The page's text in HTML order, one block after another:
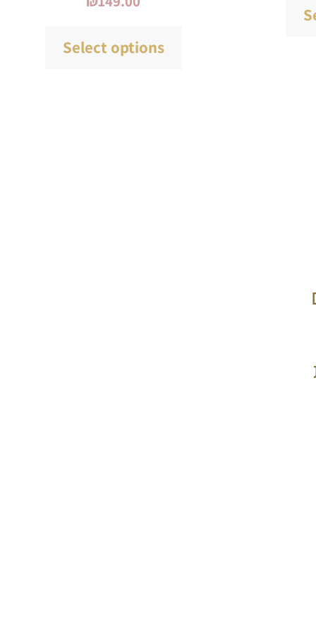
Select options